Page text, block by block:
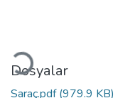
Dosyalar
Saraç.pdf(979.9 KB)